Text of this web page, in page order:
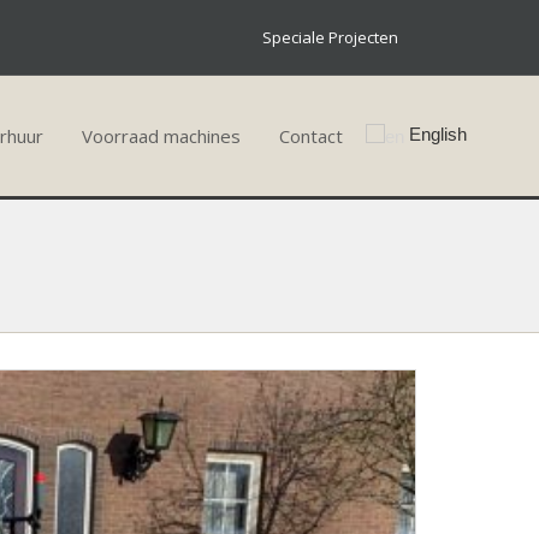
Speciale Projecten
Voorraad machines Contact English